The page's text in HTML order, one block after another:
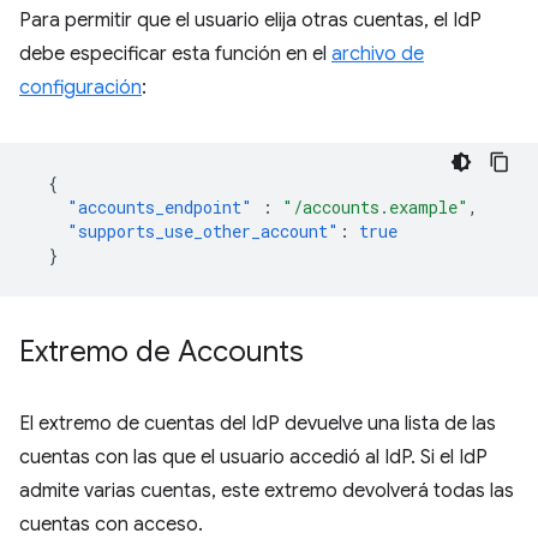
Para permitir que el usuario elija otras cuentas, el IdP
debe especificar esta función en el archivo de
configuración:
{
"accounts_endpoint"
: "/accounts.example" ,
"supports_use_other_account" :
true
}
Extremo de Accounts
El extremo de cuentas del IdP devuelve una lista de las
cuentas con las que el usuario accedió al IdP. Si el IdP
admite varias cuentas, este extremo devolverá todas las
cuentas con acceso.